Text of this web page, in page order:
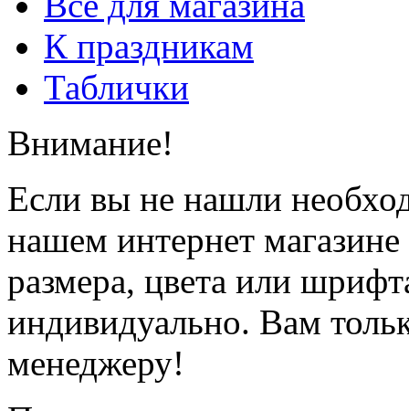
К праздникам
Таблички
Внимание!
Если вы не нашли
нашем интернет
размера, цвета или
индивидуально. Вам
менеджеру!